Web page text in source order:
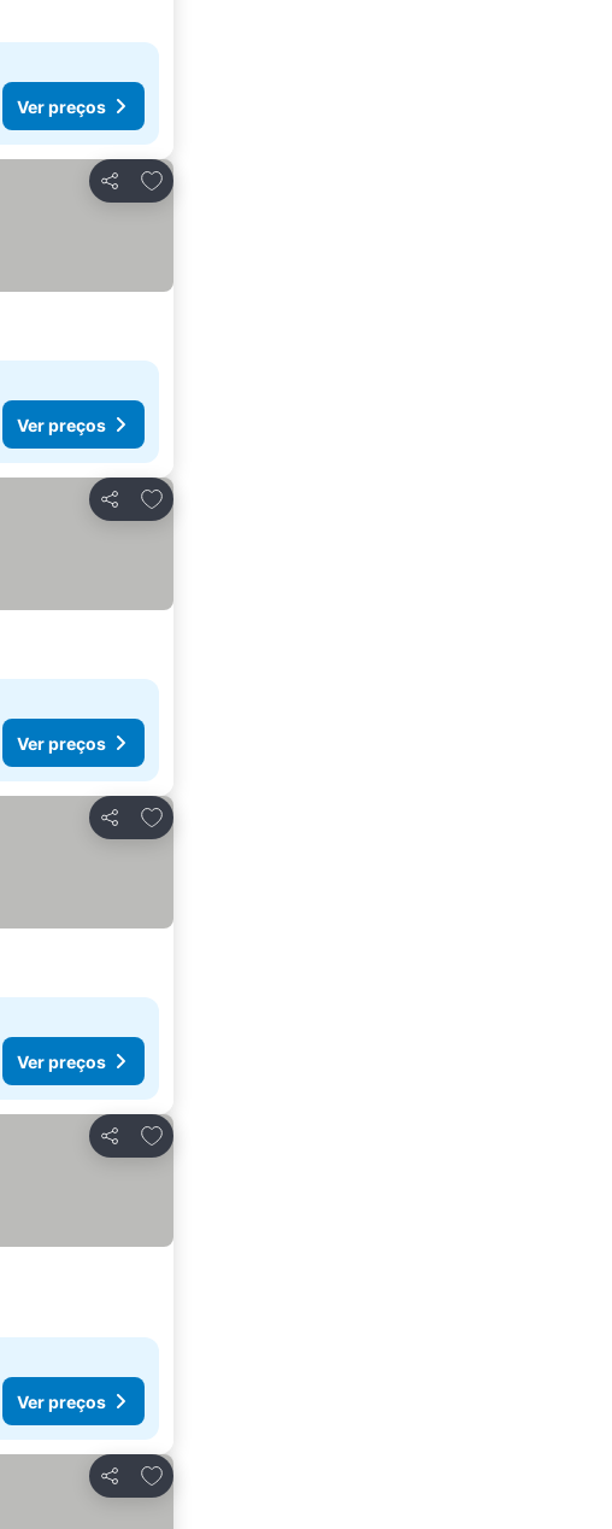
Ver preços
Partilhar
Adicionar aos favoritos
Ver preços
Partilhar
Adicionar aos favoritos
Ver preços
Partilhar
Adicionar aos favoritos
Ver preços
Partilhar
Adicionar aos favoritos
Ver preços
Partilhar
Adicionar aos favoritos